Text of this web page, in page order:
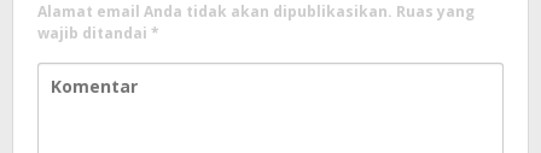
Alamat email Anda tidak akan dipublikasikan. Ruas yang
wajib ditandai *